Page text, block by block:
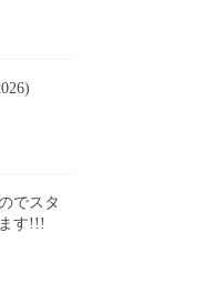
でスタ
す!!!